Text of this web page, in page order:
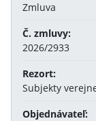
Zmluva
Č. zmluvy:
2026/2933
Rezort:
Subjekty
Objednávateľ: